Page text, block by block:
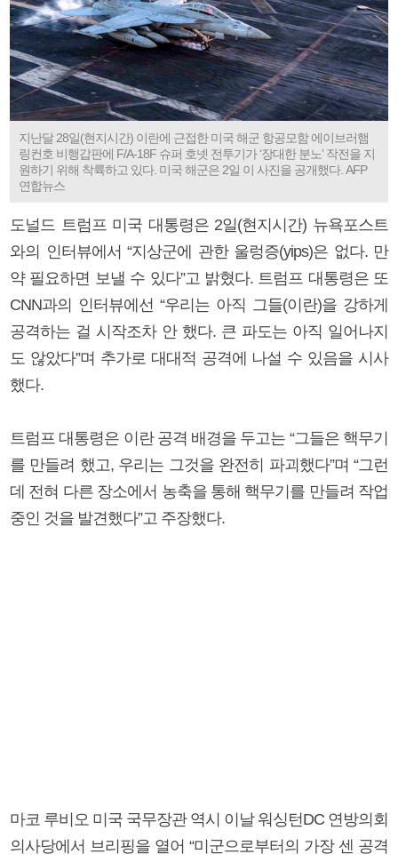
지난달 28일(현지시간) 이란에 근접한 미국 해군 항공모함 에이브러햄
링컨호 비행갑판에 F/A-18F 슈퍼 호넷 전투기가 ‘장대한 분노’ 작전을 지
원하기 위해 착륙하고 있다. 미국 해군은 2일 이 사진을 공개했다. AFP
연합뉴스
도널드 트럼프 미국 대통령은 2일(현지시간) 뉴욕포스트
와의 인터뷰에서 “지상군에 관한 울렁증(yips)은 없다. 만
약 필요하면 보낼 수 있다”고 밝혔다. 트럼프 대통령은 또
CNN과의 인터뷰에선 “우리는 아직 그들(이란)을 강하게
공격하는 걸 시작조차 안 했다. 큰 파도는 아직 일어나지
도 않았다”며 추가로 대대적 공격에 나설 수 있음을 시사
했다.
트럼프 대통령은 이란 공격 배경을 두고는 “그들은 핵무기
를 만들려 했고, 우리는 그것을 완전히 파괴했다”며 “그런
데 전혀 다른 장소에서 농축을 통해 핵무기를 만들려 작업
중인 것을 발견했다”고 주장했다.
마코 루비오 미국 국무장관 역시 이날 워싱턴DC 연방의회
의사당에서 브리핑을 열어 “미군으로부터의 가장 센 공격